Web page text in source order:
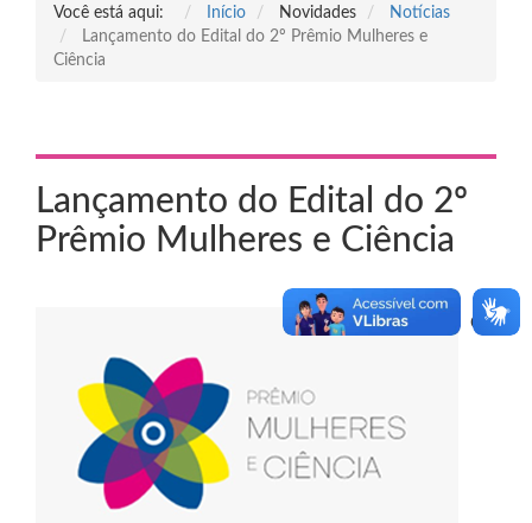
Você está aqui: Início Novidades
Notícias
Lançamento do Edital do 2º Prêmio Mulheres e
Ciência
Lançamento do Edital do 2º
Prêmio Mulheres e Ciência
O